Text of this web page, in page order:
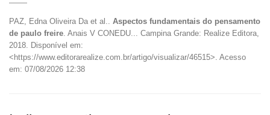
PAZ, Edna Oliveira Da et al.. Aspectos fundamentais do pensamento
de paulo freire . Anais V CONEDU... Campina Grande: Realize Editora,
2018. Disponível em:
<https://www.editorarealize.com.br/artigo/visualizar/46515>. Acesso
em: 07/08/2026 12:38